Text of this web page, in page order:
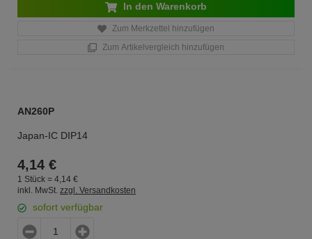
In den Warenkorb
Zum Merkzettel hinzufügen
Zum Artikelvergleich hinzufügen
AN260P
Japan-IC DIP14
4,14 €
1 Stück = 4, 14 €
inkl. MwSt. zzgl. Versandkosten
sofort verfügbar